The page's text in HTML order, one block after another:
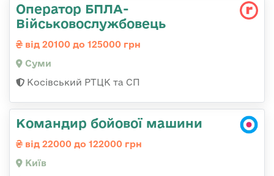
Оператор БПЛА-
Військовослужбовець
від 20100 до 125000 грн
Суми
Косівський РТЦК та СП
Командир бойової машини
від 22000 до 122000 грн
Київ